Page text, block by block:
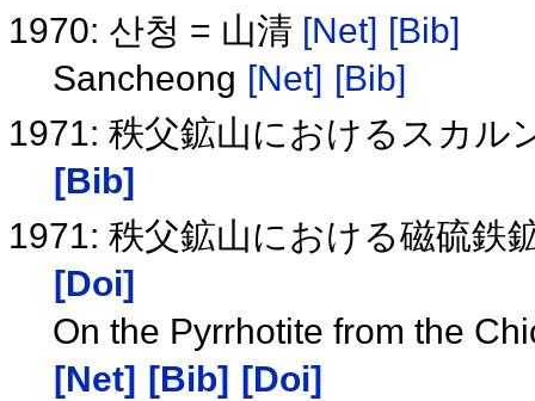
1970: 산청 = 山清 [Net] [Bib]
Sancheong [Net] [Bib]
1971: 秩父鉱山におけるスカ
[Bib]
1971: 秩父鉱山における磁硫鉄
[Doi]
On the Pyrrhotite from the
[Net]
[Bib]
[Doi]